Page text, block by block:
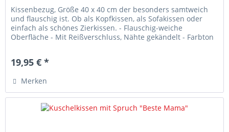
Kissenbezug, Größe 40 x 40 cm der besonders samtweich
und flauschig ist. Ob als Kopfkissen, als Sofakissen oder
einfach als schönes Zierkissen. - Flauschig-weiche
Oberfläche - Mit Reißverschluss, Nähte gekändelt - Farbton
19,95 € *
Merken